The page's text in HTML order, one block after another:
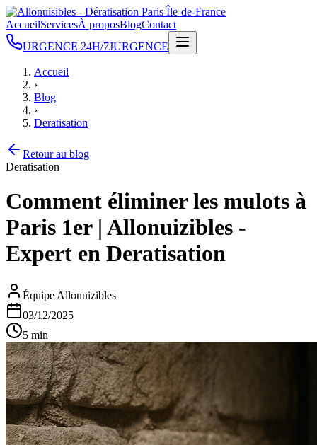
AccueilServicesÀ proposBlogContact
URGENCE 24H/7JURGENCE
Accueil
›
Blog
›
Deratisation
Retour au blog
Deratisation
Comment éliminer les mulots à
Paris 1er | Allonuizibles -
Expert en Deratisation
Équipe Allonuizibles
03/12/2025
5 min